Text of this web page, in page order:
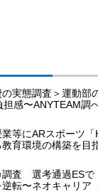
実態調査＞運動部
感〜ANYTEAM調
等にARスポーツ
育環境の構築を目
調査 選考通過ESで
転〜ネオキャリア